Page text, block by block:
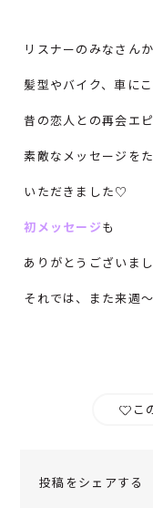
リスナーのみなさんか
髪型やバイク、車に
昔の恋人との再会エ
素敵なメッセージを
いただきました♡
初メッセージも
ありがとうございまし
それでは、また来週～
こ
投稿をシェアする